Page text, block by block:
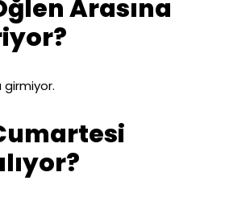
Arasına
girmiyor.